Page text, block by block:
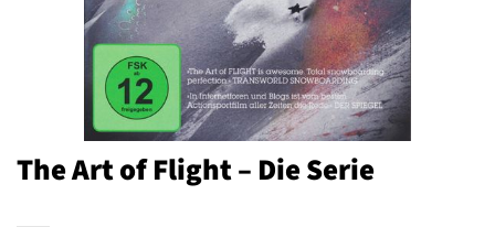
The Art of Flight – Die Serie